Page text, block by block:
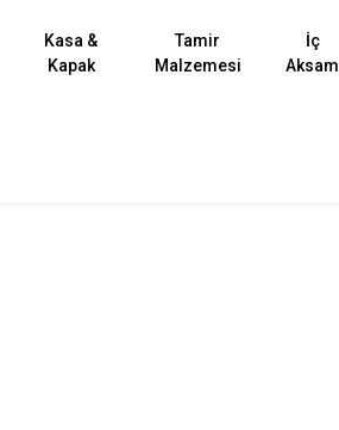
Kasa &
Kapak
Tamir
Malzemesi
İç
Aksam